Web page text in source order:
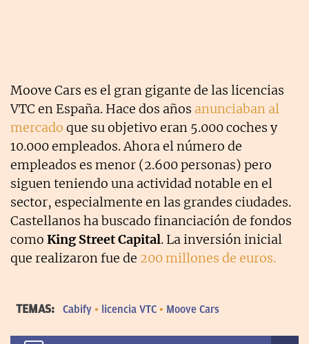
Moove Cars es el gran gigante de las licencias
VTC en España. Hace dos años anunciaban al
mercado que su objetivo eran 5.000 coches y
10.000 empleados. Ahora el número de
empleados es menor (2.600 personas) pero
siguen teniendo una actividad notable en el
sector, especialmente en las grandes ciudades.
Castellanos ha buscado financiación de fondos
como King Street Capital. La inversión inicial
que realizaron fue de 200 millones de euros.
TEMAS: Cabify licencia VTC Moove Cars